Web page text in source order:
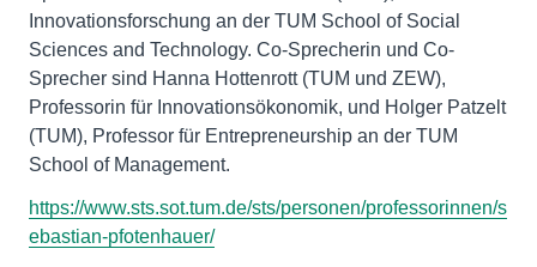
Innovationsforschung an der TUM School of Social
Sciences and Technology. Co-Sprecherin und Co-
Sprecher sind Hanna Hottenrott (TUM und ZEW),
Professorin für Innovationsökonomik, und Holger Patzelt
(TUM), Professor für Entrepreneurship an der TUM
School of Management.
https://www.sts.sot.tum.de/sts/personen/professorinnen/s
ebastian-pfotenhauer/